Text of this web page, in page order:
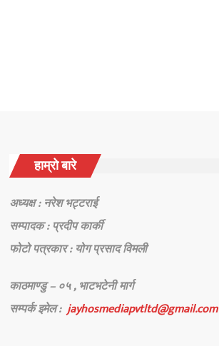
हाम्रो बारे
अध्यक्ष : नरेश भट्टराई
सम्पादक : प्रदीप कार्की
फोटो पत्रकार : योग प्रसाद विमली
काठमाण्डु – ०५ , भाटभटेनी मार्ग
सम्पर्कइमेल :jayhosmediapvtltd@gmail.com